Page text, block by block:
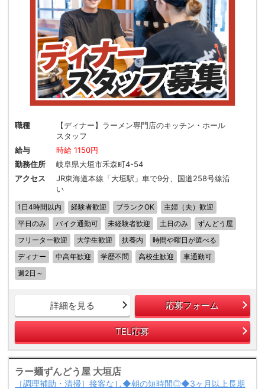
職種
【ディナー】ラーメン専門店のキッチン・ホール
スタッフ
給与
時給 1150円
勤務住所
岐阜県大垣市禾森町4-54
アクセス
JR東海道本線「大垣駅」車で9分、国道258号線沿
い
1日4時間以内 経験者歓迎 ブランクOK
主婦（夫）歓迎
平日のみ
バイク通勤可 未経験者歓迎 土日のみ
ずんどう屋
フリーター歓迎
大学生歓迎 扶養内
時間や曜日が選べる
ディナー
中高年歓迎 学歴不問 高校生歓迎
車通勤可
週2日～
詳細を見る 応募フォーム
TEL応募
ラー麺ずんどう屋 大垣店
［調理補助・清掃］接客なし◆朝の短時間◎◆3ヶ月以上長期